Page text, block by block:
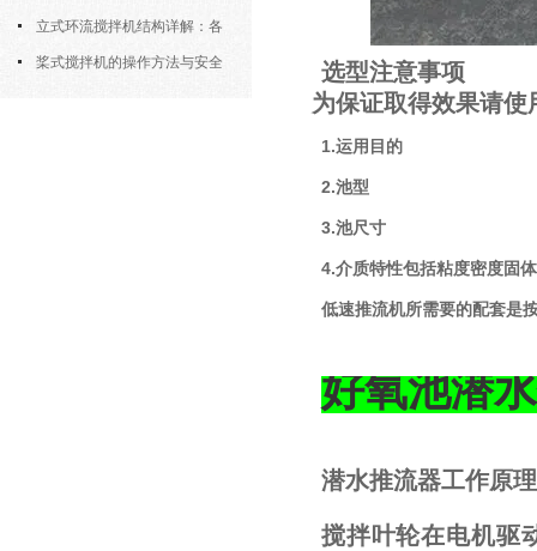
筒式曝气机的结构优势与适用场景
立式环流搅拌机结构详解：各
部件的功能与协同
桨式搅拌机的操作方法与安全
选型注意事项
为保证取得效果请使
1.运用目的
2.池型
3.池尺寸
4.介质特性包括粘度密度固
低速推流机所需要的配套是
好氧池潜
潜水推流器工作原
搅拌叶轮在电机驱